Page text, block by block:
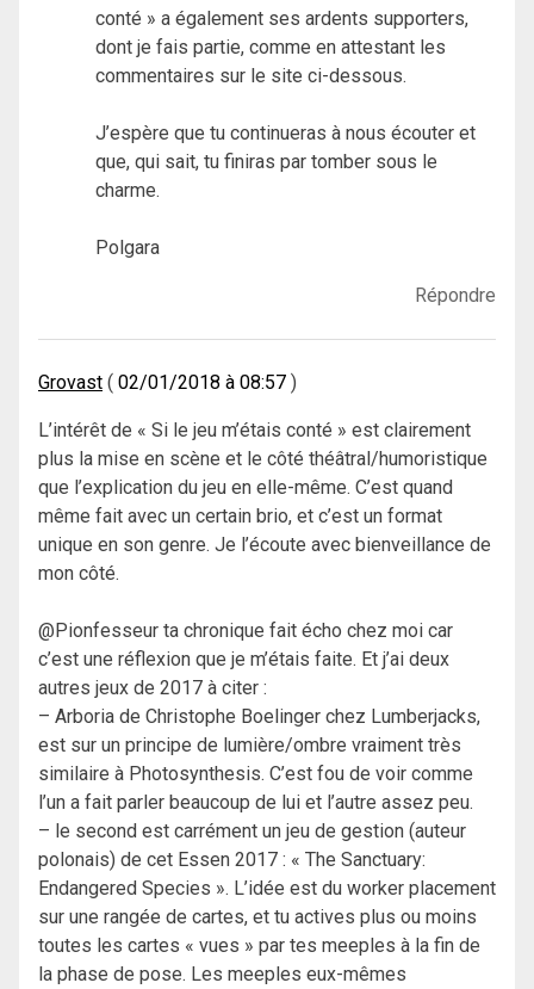
conté » a également ses ardents supporters,
dont je fais partie, comme en attestant les
commentaires sur le site ci-dessous.
J’espère que tu continueras à nous écouter et
que, qui sait, tu finiras par tomber sous le
charme.
Polgara
Répondre
Grovast 02/01/2018 à 08:57
L’intérêt de « Si le jeu m’étais conté » est clairement
plus la mise en scène et le côté théâtral/humoristique
que l’explication du jeu en elle-même. C’est quand
même fait avec un certain brio, et c’est un format
unique en son genre. Je l’écoute avec bienveillance de
mon côté.
@Pionfesseur ta chronique fait écho chez moi car
c’est une réflexion que je m’étais faite. Et j’ai deux
autres jeux de 2017 à citer :
– Arboria de Christophe Boelinger chez Lumberjacks,
est sur un principe de lumière/ombre vraiment très
similaire à Photosynthesis. C’est fou de voir comme
l’un a fait parler beaucoup de lui et l’autre assez peu.
– le second est carrément un jeu de gestion (auteur
polonais) de cet Essen 2017 : « The Sanctuary:
Endangered Species ». L’idée est du worker placement
sur une rangée de cartes, et tu actives plus ou moins
toutes les cartes « vues » par tes meeples à la fin de
la phase de pose. Les meeples eux-mêmes